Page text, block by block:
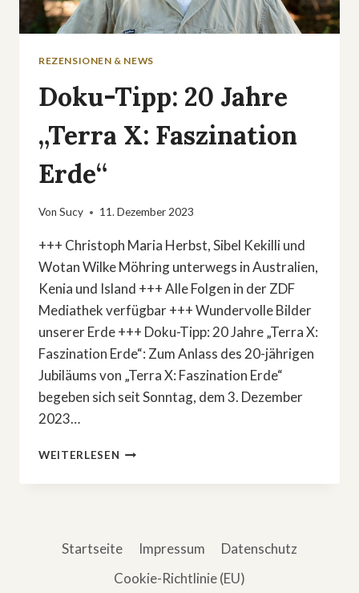
REZENSIONEN & NEWS
Doku-Tipp: 20 Jahre
„Terra X: Faszination
Erde“
Von Sucy 11. Dezember 2023
+++ Christoph Maria Herbst, Sibel Kekilli und
Wotan Wilke Möhring unterwegs in Australien,
Kenia und Island +++ Alle Folgen in der ZDF
Mediathek verfügbar +++ Wundervolle Bilder
unserer Erde +++ Doku-Tipp: 20 Jahre „Terra X:
Faszination Erde“: Zum Anlass des 20-jährigen
Jubiläums von „Terra X: Faszination Erde“
begeben sich seit Sonntag, dem 3. Dezember
2023…
WEITERLESEN DOKU-
20
FASZINATION
Startseite Impressum
Datenschutz
Cookie-Richtlinie (EU)